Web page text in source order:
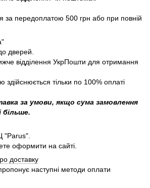
за передоплатою 500 грн або при повній
дверей.
відділення УкрПошти для отримання
здійснюється тільки по 100% оплаті
за умови, якщо сума замовлення
більше.
"Parus".
оформити на сайті.
доставку
наступні методи оплати